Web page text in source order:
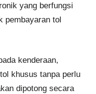
yang berfungsi
pembayaran tol
kenderaan,
khusus tanpa perlu
dipotong secara